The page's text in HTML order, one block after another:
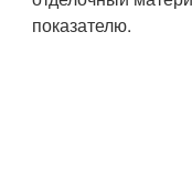
показателю.